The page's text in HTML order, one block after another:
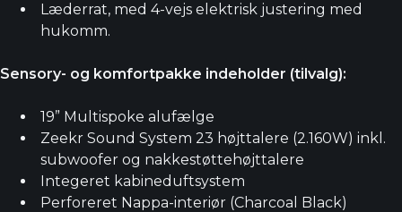
Læderrat, med 4-vejs elektrisk justering med
hukomm.
Sensory- og komfortpakke indeholder (tilvalg):
19” Multispoke alufælge
Zeekr Sound System 23 højttalere (2.160W) inkl.
subwoofer og nakkestøttehøjttalere
Integeret kabineduftsystem
Perforeret Nappa-interiør (Charcoal Black)